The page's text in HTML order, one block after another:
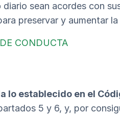
sean acordes con
preservar y aumentar la
CONDUCTA
lo establecido en el
5 y 6, y, por